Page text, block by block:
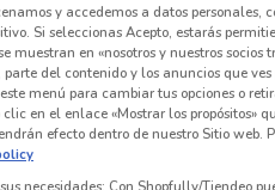
y accedemos a datos personales,
Si seleccionas Acepto, estarás
muestran en «nosotros y nuestros socios
del contenido y los anuncios que
menú para cambiar tus opciones o
en el enlace «Mostrar los propósitos»
efecto dentro de nuestro Sitio web.
necesidades: Con Shopfully/Tiendeo